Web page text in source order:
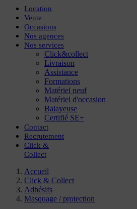
Location
Vente
Occasions
Nos agences
Nos services
Click&collect
Livraison
Assistance
Formations
Matériel neuf
Matériel d'occasion
Balayeuse
Certifié SE+
Contact
Recrutement
Click &
Collect
Accueil
Click & Collect
Adhésifs
Masquage / protection